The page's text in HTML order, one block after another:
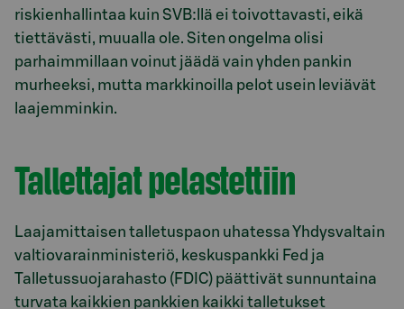
riskienhallintaa kuin SVB:llä ei toivottavasti, eikä
tiettävästi, muualla ole. Siten ongelma olisi
parhaimmillaan voinut jäädä vain yhden pankin
murheeksi, mutta markkinoilla pelot usein leviävät
laajemminkin.
Tallettajat pelastettiin
Laajamittaisen talletuspaon uhatessa Yhdysvaltain
valtiovarainministeriö, keskuspankki Fed ja
Talletussuojarahasto (FDIC) päättivät sunnuntaina
turvata kaikkien pankkien kaikki talletukset